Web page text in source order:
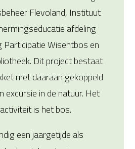
Flevoland, Instituut
afdeling
Wisentbos en
Dit project bestaat
met daaraan gekoppeld
excursie in de natuur. Het
is het bos.
een jaargetijde als